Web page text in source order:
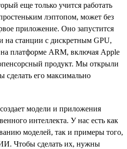
еще только учится работать
лэптопом, может без
приложение. Оно запустится
на станции с дискретным GPU,
платформе ARM, включая Apple
продукт. Мы открыли
сделать его максимально
модели и приложения
интеллекта. У нас есть как
моделей, так и примеры того,
Чтобы сделать их, нужны